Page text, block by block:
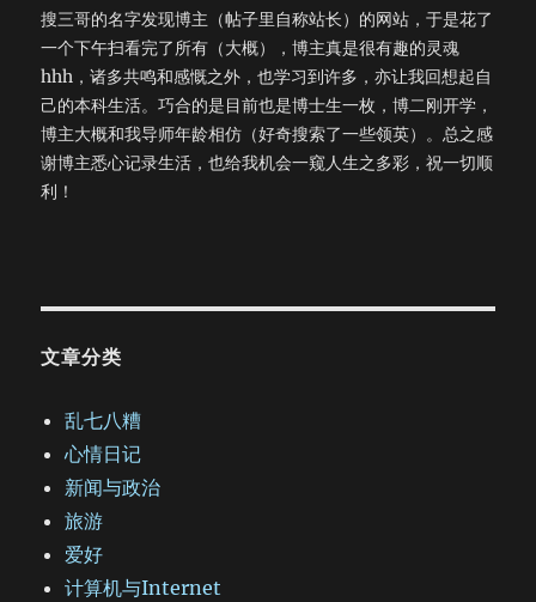
搜三哥的名字发现博主（帖子里自称站长）的网站，于是花了
一个下午扫看完了所有（大概），博主真是很有趣的灵魂
hhh，诸多共鸣和感慨之外，也学习到许多，亦让我回想起自
己的本科生活。巧合的是目前也是博士生一枚，博二刚开学，
博主大概和我导师年龄相仿（好奇搜索了一些领英）。总之感
谢博主悉心记录生活，也给我机会一窥人生之多彩，祝一切顺
利！
文章分类
乱七八糟
心情日记
新闻与政治
旅游
爱好
计算机与Internet